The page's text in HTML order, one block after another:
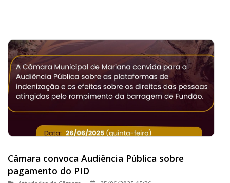
Câmara convoca Audiência Pública sobre
pagamento do PID